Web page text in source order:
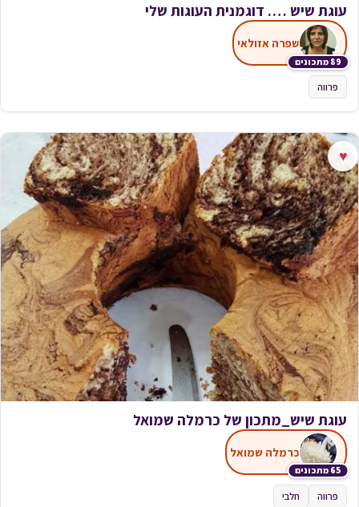
עוגת שיש …. דוגמנית העוגות שלי
89 מתכונים
שפרה אזולאי
פרווה
♥
עוגת שיש_מתכון של כרמלה שמואל
65 מתכונים
כרמלה שמואל
פרווה חלבי